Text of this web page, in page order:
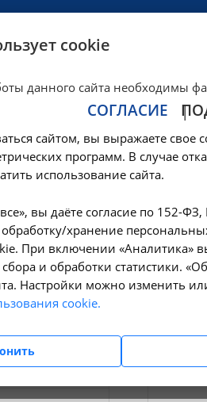
Любовь
— Специалисты поликлиник —
+7
помощь
cookie
данного сайта необходимы
СОГЛАСИЕ
сайтом, вы выражаете свое
программ. В случае
использование сайта.
вы даёте согласие по 152-
хранение
При включении «Аналитика»
и обработки статистики.
Настройки можно изменить
cookie.